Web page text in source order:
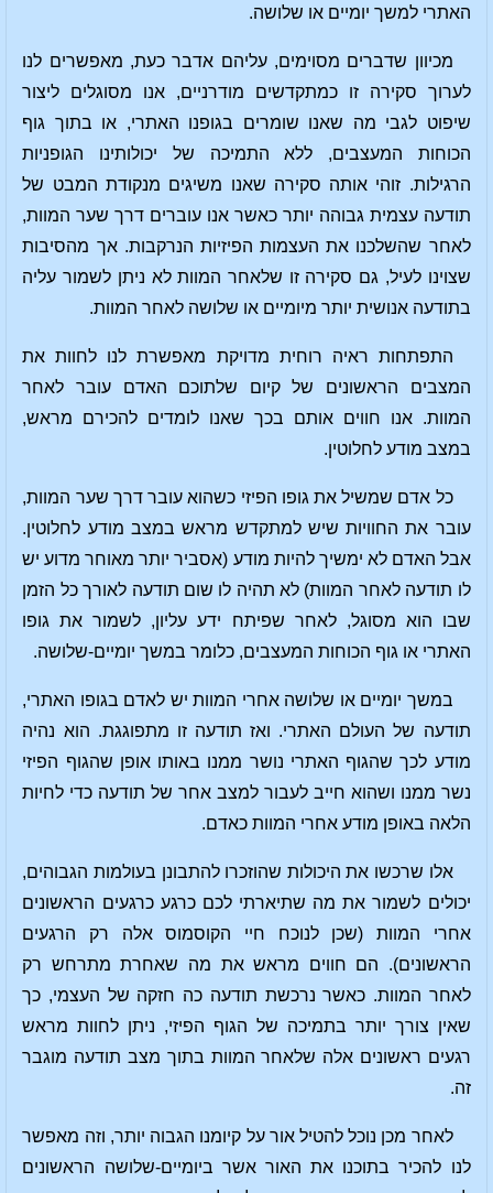
האתרי למשך יומיים או שלושה.
מכיוון שדברים מסוימים, עליהם אדבר כעת, מאפשרים לנו
לערוך סקירה זו כמתקדשים מודרניים, אנו מסוגלים ליצור
שיפוט לגבי מה שאנו שומרים בגופנו האתרי, או בתוך גוף
הכוחות המעצבים, ללא התמיכה של יכולותינו הגופניות
הרגילות. זוהי אותה סקירה שאנו משיגים מנקודת המבט של
תודעה עצמית גבוהה יותר כאשר אנו עוברים דרך שער המוות,
לאחר שהשלכנו את העצמות הפיזיות הנרקבות. אך מהסיבות
שצוינו לעיל, גם סקירה זו שלאחר המוות לא ניתן לשמור עליה
בתודעה אנושית יותר מיומיים או שלושה לאחר המוות.
התפתחות ראיה רוחית מדויקת מאפשרת לנו לחוות את
המצבים הראשונים של קיום שלתוכם האדם עובר לאחר
המוות. אנו חווים אותם בכך שאנו לומדים להכירם מראש,
במצב מודע לחלוטין.
כל אדם שמשיל את גופו הפיזי כשהוא עובר דרך שער המוות,
עובר את החוויות שיש למתקדש מראש במצב מודע לחלוטין.
אבל האדם לא ימשיך להיות מודע (אסביר יותר מאוחר מדוע יש
לו תודעה לאחר המוות) לא תהיה לו שום תודעה לאורך כל הזמן
שבו הוא מסוגל, לאחר שפיתח ידע עליון, לשמור את גופו
האתרי או גוף הכוחות המעצבים, כלומר במשך יומיים-שלושה.
במשך יומיים או שלושה אחרי המוות יש לאדם בגופו האתרי,
תודעה של העולם האתרי. ואז תודעה זו מתפוגגת. הוא נהיה
מודע לכך שהגוף האתרי נושר ממנו באותו אופן שהגוף הפיזי
נשר ממנו ושהוא חייב לעבור למצב אחר של תודעה כדי לחיות
הלאה באופן מודע אחרי המוות כאדם.
אלו שרכשו את היכולות שהוזכרו להתבונן בעולמות הגבוהים,
יכולים לשמור את מה שתיארתי לכם כרגע כרגעים הראשונים
אחרי המוות (שכן לנוכח חיי הקוסמוס אלה רק הרגעים
הראשונים). הם חווים מראש את מה שאחרת מתרחש רק
לאחר המוות. כאשר נרכשת תודעה כה חזקה של העצמי, כך
שאין צורך יותר בתמיכה של הגוף הפיזי, ניתן לחוות מראש
רגעים ראשונים אלה שלאחר המוות בתוך מצב תודעה מוגבר
זה.
לאחר מכן נוכל להטיל אור על קיומנו הגבוה יותר, וזה מאפשר
לנו להכיר בתוכנו את האור אשר ביומיים-שלושה הראשונים